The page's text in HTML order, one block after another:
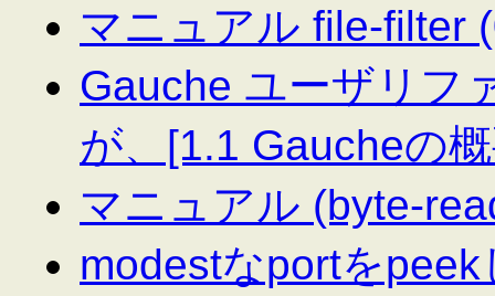
マニュアル file-filter
Gauche ユーザリフ
が、[1.1 Gaucheの
マニュアル (byte-
modestなportを